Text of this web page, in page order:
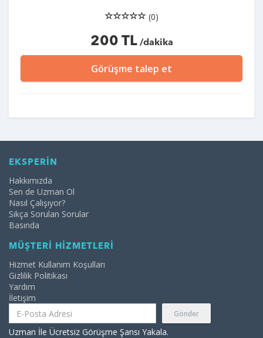
(0)
200 TL/dakika
Görüşme talep et
EKSPERİN
Hakkımızda
Sen de Uzman Ol
Nasıl Çalışıyor?
Sıkça Sorulan Sorular
Basında
MÜŞTERİ HİZMETLERİ
Hizmet Kullanım Koşulları
Gizlilik Politikası
Yardım
İletişim
Gönder
Uzman İle Ücretsiz Görüşme Şansı Yakala.